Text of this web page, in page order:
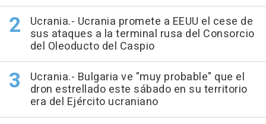
Ucrania.- Ucrania promete a EEUU el cese de
sus ataques a la terminal rusa del Consorcio
del Oleoducto del Caspio
Ucrania.- Bulgaria ve "muy probable" que el
dron estrellado este sábado en su territorio
era del Ejército ucraniano